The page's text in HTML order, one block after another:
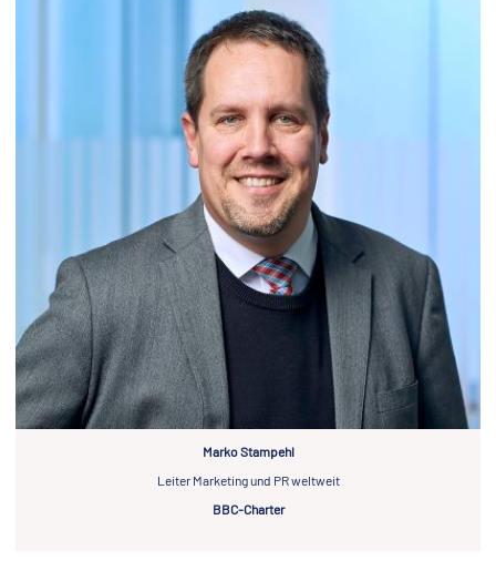
Marko Stampehl
Leiter Marketing und PR weltweit
BBC-Charter